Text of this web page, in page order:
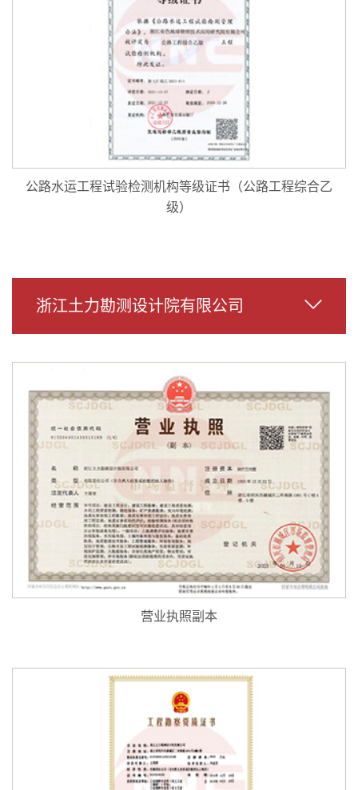
公路水运工程试验检测机构等级证书（公路工程综合乙
级）
浙江土力勘测设计院有限公司
营业执照副本